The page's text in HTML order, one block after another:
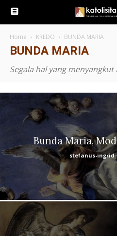
Home KREDO BUNDA MARIA
BUNDA MARIA
Segala hal yang
Bunda Maria,
stefanus-ingrid